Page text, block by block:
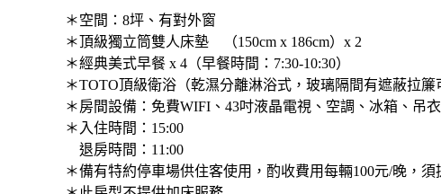
＊空間：8坪、有對外窗
＊頂級獨立筒雙人床墊 （150cm x 186cm）x 2
​＊經典美式早餐 x 4（早餐時間：7:30-10:30）
＊TOTO頂級衛浴（乾濕分離淋浴式，玻璃隔間有遮蔽拉簾
＊房間設備：免費WIFI、43吋液晶電視、空調、冰箱、吊
＊入住時間：15:00
退房時間：11:00
＊備有特約停車場供住客使用，酌收費用每輛100元/晚，須